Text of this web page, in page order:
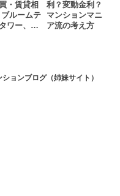
・賃貸相
ルームテ
ワー、…
利？変動金利？
マンションマニ
ア流の考え方
ョンブログ（姉妹サイト）